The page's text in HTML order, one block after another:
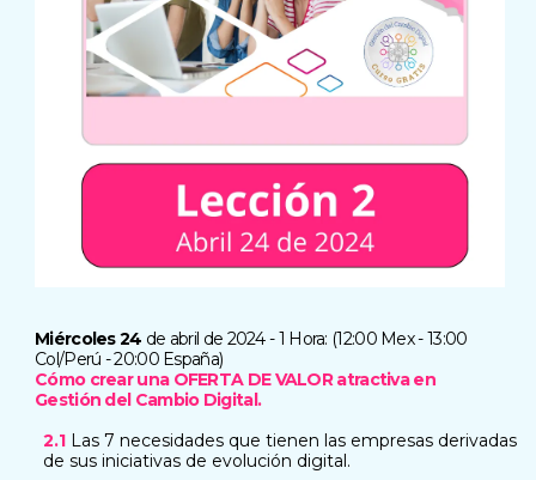
Miércoles 24 de abril de 2024 - 1 Hora: (12:00 Mex - 13:00
Col/Perú - 20:00 España)
Cómo crear una OFERTA DE VALOR atractiva en
Gestión del Cambio Digital.
2.1 Las 7 necesidades que tienen las empresas derivadas
de sus iniciativas de evolución digital.